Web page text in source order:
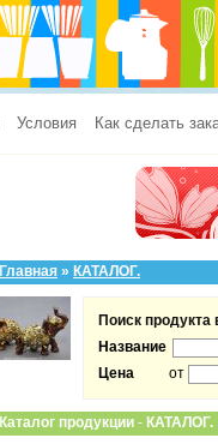
Условия Как сделать
Главная » КАТАЛОГ.
Поиск продукта
Название
Цена
от
Каталог продукции - КАТАЛОГ.